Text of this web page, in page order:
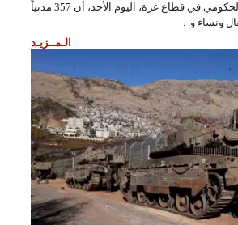
أكد المكتب الإعلامي الحكومي في قطاع غزة، اليوم الأحد، أن 357 مدنياً
ونساء و. .
الـمــزيـد